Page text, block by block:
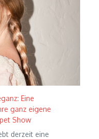
Eine
ganz eigene
Show
derzeit eine